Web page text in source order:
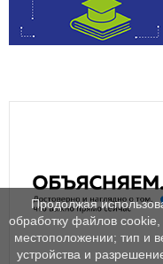
Продолжая
обработку файлов cookie,
местоположении; тип и
устройства и